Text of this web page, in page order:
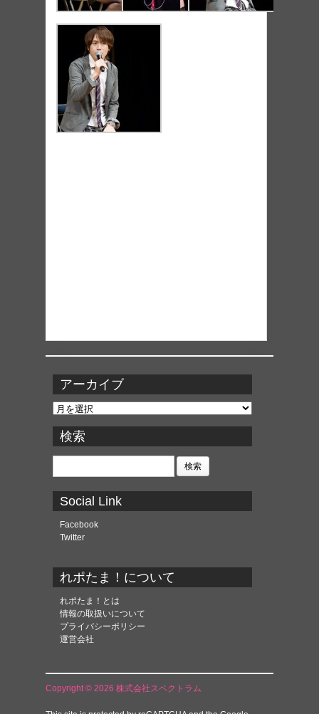
アーカイブ
ア
カ
イ
ブ
検索
検
Social Link
Facebook
Twitter
れポたま！について
れポたま！とは
情報の取扱いについて
プライバシーポリシー
運営会社
Copyright © 2026 株式会社スペクトラム